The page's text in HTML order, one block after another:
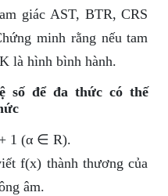
giác AST, BTR, CRS
minh rằng nếu tam
là hình bình hành.
số để đa thức có thế
1 (α ∈ R).
f(x) thành thương của
âm.